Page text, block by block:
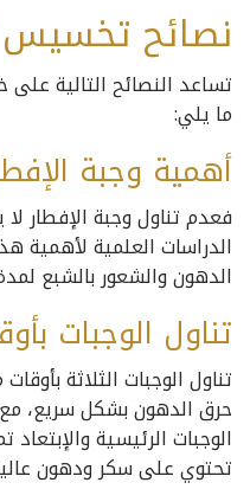
نصائح
تساعد النصائح التالية على
ما يلي:
أهمية وجبة
فعدم تناول وجبة الإفطار
الدراسات العلمية لأهمية
الدهون والشعور بالشبع
تناول الوجبات
تناول الوجبات الثلاثة
حرق الدهون بشكل سريع،
الوجبات الرئيسية
تحتوي على سكر ودهون